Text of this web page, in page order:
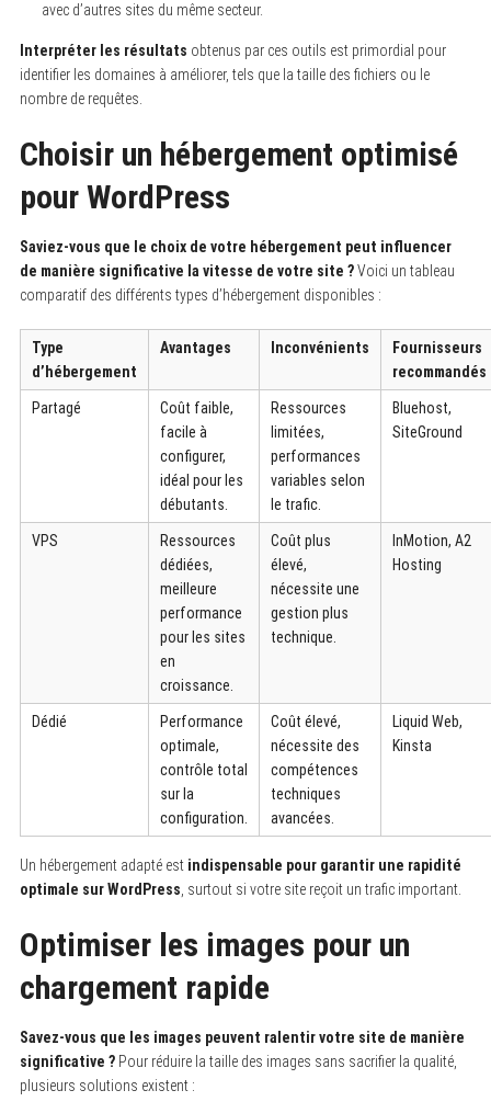
avec d’autres sites du même secteur.
Interpréter les résultats obtenus par ces outils est primordial pour
identifier les domaines à améliorer, tels que la taille des fichiers ou le
nombre de requêtes.
Choisir un hébergement optimisé
pour WordPress
Saviez-vous que le choix de votre hébergement peut influencer
de manière significative la vitesse de votre site ?Voici un tableau
comparatif des différents types d’hébergement disponibles :
Type
d’hébergement
Avantages Inconvénients
Fournisseurs
recommandés
Partagé
Coût faible,
facile à
configurer,
idéal pour les
débutants.
Ressources
limitées,
performances
variables selon
le trafic.
Bluehost,
SiteGround
VPS
Ressources
dédiées,
meilleure
performance
pour les sites
en
croissance.
Coût plus
élevé,
nécessite une
gestion plus
technique.
InMotion, A2
Hosting
Dédié
Performance
optimale,
contrôle total
sur la
configuration.
Coût élevé,
nécessite des
compétences
techniques
avancées.
Liquid Web,
Kinsta
Un hébergement adapté est indispensable pour garantir une rapidité
optimale sur WordPress , surtout si votre site reçoit un trafic important.
Optimiser les images pour un
chargement rapide
Savez-vous que les images peuvent ralentir votre site de manière
significative ?Pour réduire la taille des images sans sacrifier la qualité,
plusieurs solutions existent :